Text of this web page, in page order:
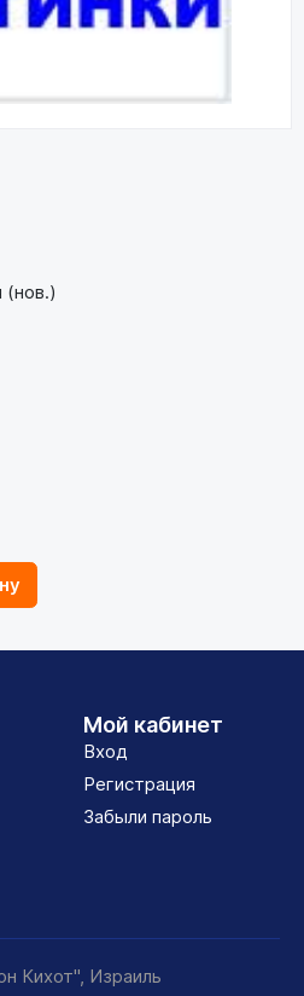
(нов.)
Мой кабинет
Вход
Регистрация
Забыли пароль
Кихот", Израиль